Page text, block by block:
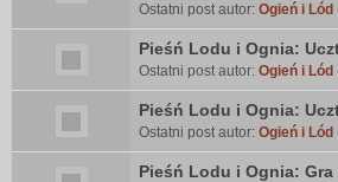
Ostatni post autor: Ogień i Lód
Pieśń Lodu i Ognia:
Ostatni post autor: Ogień i Lód
Pieśń Lodu i Ognia:
Ostatni post autor: Ogień i Lód
Pieśń Lodu i Ognia: